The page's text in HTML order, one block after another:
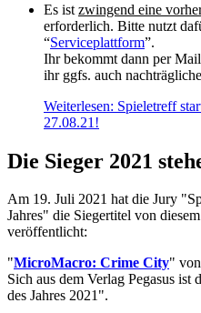
Es ist zwingend eine
erforderlich. Bitte nutzt
“Serviceplattform”.
Ihr bekommt dann per
ihr ggfs. auch
Weiterlesen: Spieletreff
27.08.21!
Die Sieger 2021
Am 19. Juli 2021 hat die Jury
Jahres" die Siegertitel von
veröffentlicht:
"MicroMacro: Crime City"
Sich aus dem Verlag Pegasus ist
des Jahres 2021".